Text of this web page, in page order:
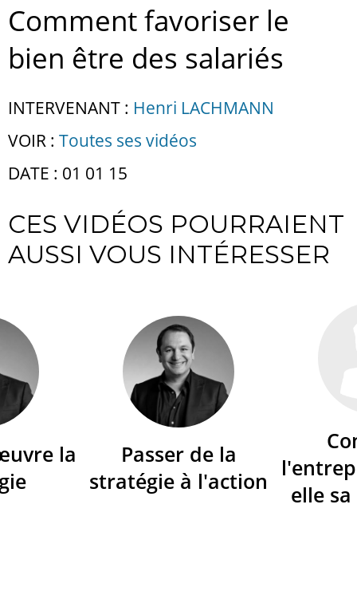
Comment favoriser le
bien être des salariés
INTERVENANT : Henri LACHMANN
VOIR : Toutes ses vidéos
DATE : 01 01 15
CES VIDÉOS POURRAIENT
AUSSI VOUS INTÉRESSER
la
Passer de la
stratégie à l'action
elle